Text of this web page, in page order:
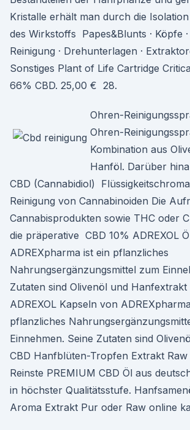
Kristalle erhält man durch die
des Wirkstoffs Papes&Blunts · Köpfe ·
Reinigung · Drehunterlagen ·
Sonstiges Plant of Life Cartridge
66% CBD. 25,00 € 28.
Ohren-
Ohren-
Kombination aus
Hanföl. Darüber
CBD (Cannabidiol)
Reinigung von Cannabinoiden Die
Cannabisprodukten sowie THC oder
die präperative CBD 10% ADREXOL
ADREXpharma ist ein pflanzliches
Nahrungsergänzungsmittel zum
Zutaten sind Olivenöl und
ADREXOL Kapseln von
pflanzliches
Einnehmen. Seine Zutaten sind
CBD Hanfblüten-Tropfen Extrakt
Reinste PREMIUM CBD Öl aus
in höchster Qualitätsstufe.
Aroma Extrakt Pur oder Raw online